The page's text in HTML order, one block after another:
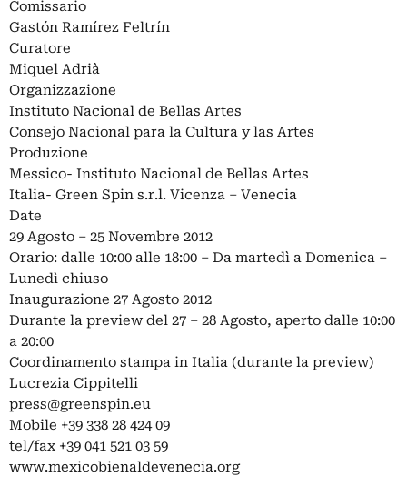
Comissario
Gastón Ramírez Feltrín
Curatore
Miquel Adrià
Organizzazione
Instituto Nacional de Bellas Artes
Consejo Nacional para la Cultura y las Artes
Produzione
Messico- Instituto Nacional de Bellas Artes
Italia- Green Spin s.r.l. Vicenza – Venecia
Date
29 Agosto – 25 Novembre 2012
Orario: dalle 10:00 alle 18:00 – Da martedì a Domenica –
Lunedì chiuso
Inaugurazione 27 Agosto 2012
Durante la preview del 27 – 28 Agosto, aperto dalle 10:00
a 20:00
Coordinamento stampa in Italia (durante la preview)
Lucrezia Cippitelli
press@greenspin.eu
Mobile +39 338 28 424 09
tel/fax +39 041 521 03 59
www.mexicobienaldevenecia.org